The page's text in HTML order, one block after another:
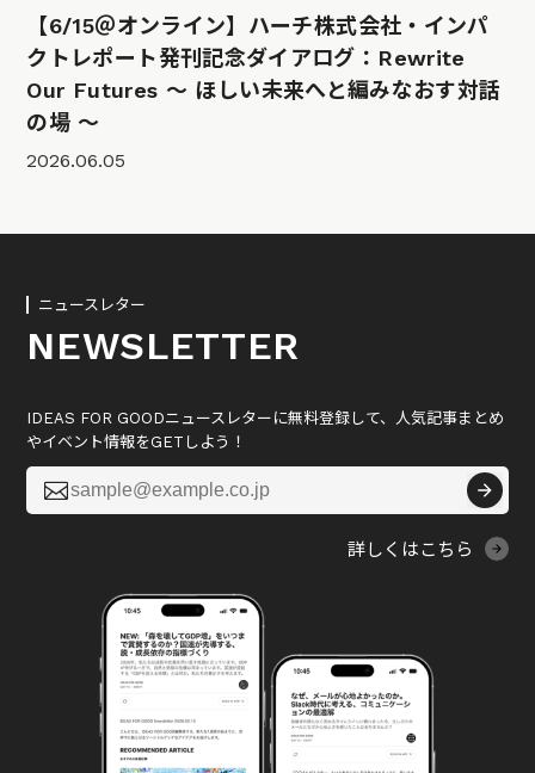
【6/15＠オンライン】ハーチ株式会社・インパ
クトレポート発刊記念ダイアログ：Rewrite
Our Futures 〜 ほしい未来へと編みなおす対話
の場 〜
2026.06.05
ニュースレター
NEWSLETTER
IDEAS FOR GOODニュースレターに無料登録して、人気記事まとめ
やイベント情報をGETしよう！

詳しくはこちら